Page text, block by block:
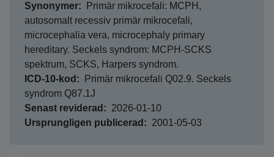
Synonymer
Primär mikrocefali: MCPH,
autosomalt recessiv primär mikrocefali,
microcephalia vera, microcephaly primary
hereditary. Seckels syndrom: MCPH-SCKS
spektrum, SCKS, Harpers syndrom.
ICD-10-kod
Primär mikrocefali Q02.9. Seckels
syndrom Q87.1J
Senast reviderad 2026-01-10
Ursprungligen publicerad 2001-05-03